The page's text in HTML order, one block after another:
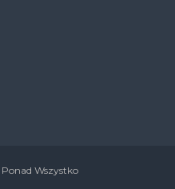
Ponad Wszystko